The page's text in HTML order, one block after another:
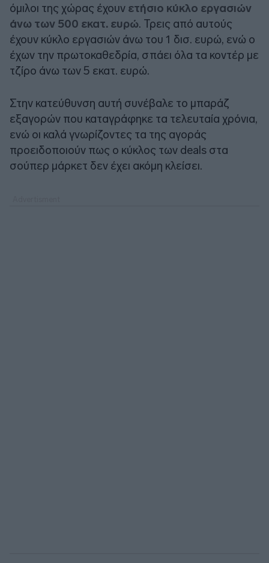
όμιλοι της χώρας έχουν ετήσιο κύκλο εργασιών
άνω των 500 εκατ. ευρώ. Τρεις από αυτούς
έχουν κύκλο εργασιών άνω του 1 δισ. ευρώ, ενώ ο
έχων την πρωτοκαθεδρία, σπάει όλα τα κοντέρ με
τζίρο άνω των 5 εκατ. ευρώ.
Στην κατεύθυνση αυτή συνέβαλε το μπαράζ
εξαγορών που καταγράφηκε τα τελευταία χρόνια,
ενώ οι καλά γνωρίζοντες τα της αγοράς
προειδοποιούν πως ο κύκλος των deals στα
σούπερ μάρκετ δεν έχει ακόμη κλείσει.